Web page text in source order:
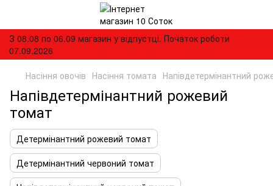
З 08.08 по 06.09 магазин у відпустці. Початок роботи
07.09.2026
Насіння овочів Насіння томата Напівдетермінантний
Напівдетермінантний рожевий
томат
Детермінантний рожевий томат
Детермінантний червоний томат